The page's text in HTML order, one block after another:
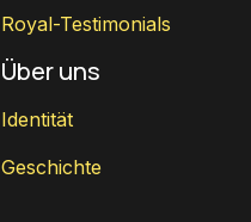
Royal-Testimonials
Über uns
Identität
Geschichte